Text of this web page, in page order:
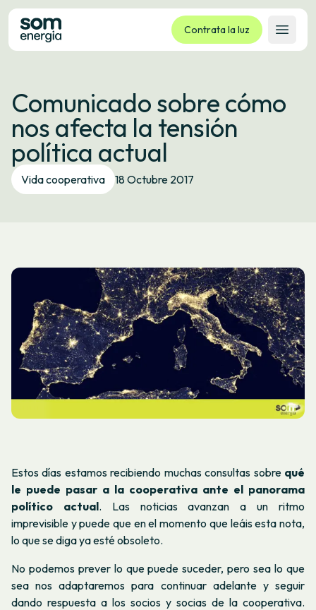
Contrata la luz
Abrir
Tarifas
Servicios
Empresas
La cooperativa
Contacto
Comunicado sobre cómo
nos afecta la tensión
política actual
Vida cooperativa 18 Octubre 2017
Estos días estamos recibiendo muchas consultas sobre qué
le puede pasar a la cooperativa ante el panorama
político actual. Las noticias avanzan a un ritmo
imprevisible y puede que en el momento que leáis esta nota,
lo que se diga ya esté obsoleto.
No podemos prever lo que puede suceder, pero sea lo que
sea nos adaptaremos para continuar adelante y seguir
dando respuesta a los socios y socias de la cooperativa.